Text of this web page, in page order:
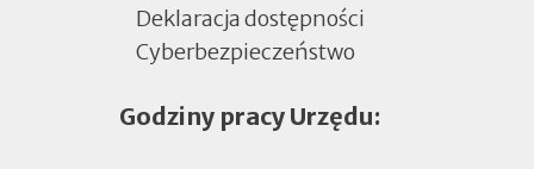
Deklaracja dostępności
Cyberbezpieczeństwo
w
Godziny pracy Urzędu: